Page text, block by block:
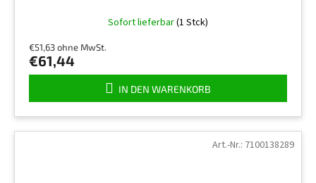
Sofort lieferbar(1 Stck)
€51,63 ohne MwSt.
€61,44
IN DEN WARENKORB
Art.-Nr.: 7100138289